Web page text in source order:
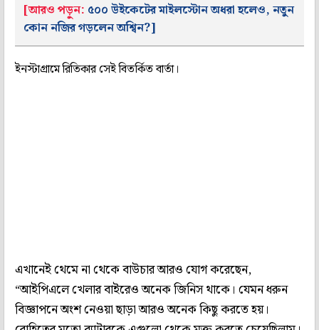
[আরও পড়ুন: ৫০০ উইকেটের মাইলস্টোন অধরা হলেও, নতুন
কোন নজির গড়লেন অশ্বিন?]
ইনস্টাগ্রামে রিতিকার সেই বিতর্কিত বার্তা।
এখানেই থেমে না থেকে বাউচার আরও যোগ করেছেন,
“আইপিএলে খেলার বাইরেও অনেক জিনিস থাকে। যেমন ধরুন
বিজ্ঞাপনে অংশ নেওয়া ছাড়া আরও অনেক কিছু করতে হয়।